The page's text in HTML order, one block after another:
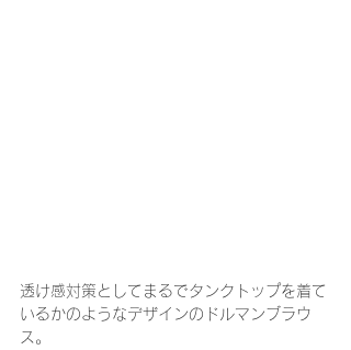
透け感対策としてまるでタンクトップを着て
いるかのようなデザインのドルマンブラウ
ス。